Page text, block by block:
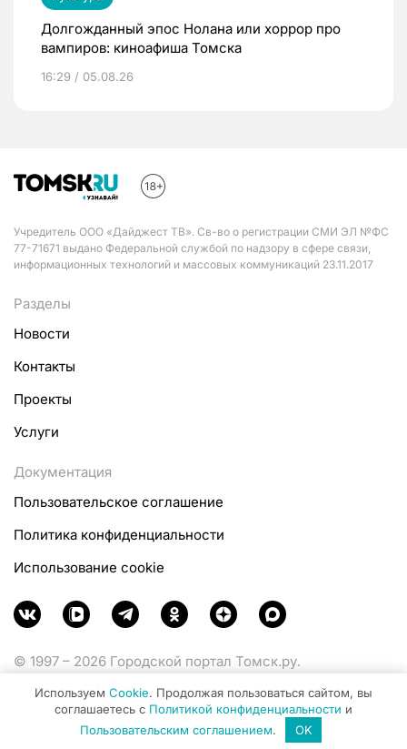
Долгожданный эпос Нолана или хоррор про
вампиров: киноафиша Томска
16:29 / 05.08.26
Учредитель ООО «Дайджест ТВ». Св-во о регистрации СМИ ЭЛ №ФС
77-71671 выдано Федеральной службой по надзору в сфере связи,
информационных технологий и массовых коммуникаций 23.11.2017
Разделы
Новости
Контакты
Проекты
Услуги
Документация
Пользовательское соглашение
Политика конфиденциальности
Использование cookie
© 1997 – 2026 Городской портал Томск.ру.
Министерства цифрового развития, связи и массовых
коммуникаций Российской Федерации.
Используем Cookie. Продолжая пользоваться сайтом, вы
соглашаетесь с Политикой конфиденциальности и
Пользовательским соглашением. OK